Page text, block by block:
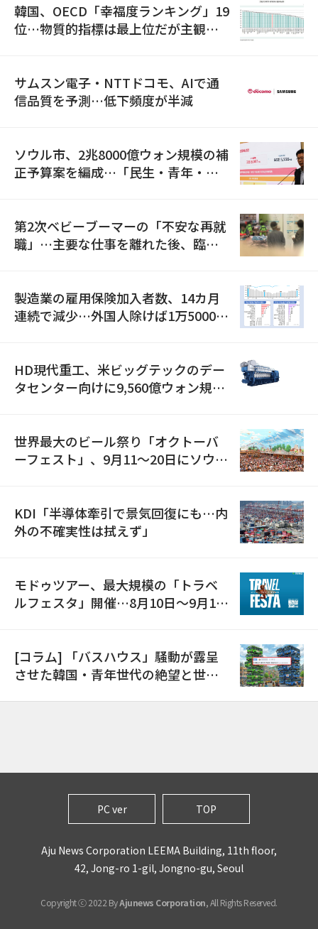
韓国、OECD「幸福度ランキング」19
位…物質的指標は最上位だが主観的
サムスン電子・NTTドコモ、AIで通
信品質を予測…低下頻度が半減
ソウル市、2兆8000億ウォン規模の補
正予算案を編成…「民生・青年・安
第2次ベビーブーマーの「不安な再就
職」…主要な仕事を離れた後、臨時
製造業の雇用保険加入者数、14カ月
連続で減少…外国人除けば1万5000人
HD現代重工、米ビッグテックのデー
タセンター向けに9,560億ウォン規模
世界最大のビール祭り「オクトーバ
ーフェスト」、9月11〜20日にソウル
KDI「半導体牽引で景気回復にも…内
外の不確実性は拭えず」
モドゥツアー、最大規模の「トラベ
ルフェスタ」開催…8月10日～9月11
[コラム] 「バスハウス」騒動が露呈
させた韓国・青年世代の絶望と世代
PC ver TOP
Aju News Corporation LEEMA Building, 11th floor,
42, Jong-ro 1-gil, Jongno-gu, Seoul
Copyright ⓒ 2022 ByAjunews Corporation, All Rights Reserved.